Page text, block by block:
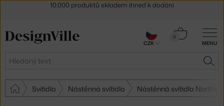
MENU
Hledat
0
Košík
Svítidla Nástěnná svítidla Nástěnná svítidla Northern
30 dní na vrácení zboží
CZK